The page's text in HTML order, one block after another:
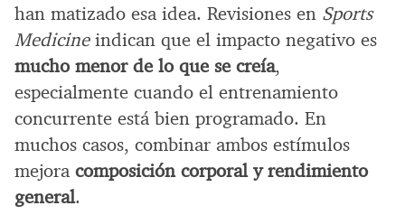
han matizado esa idea. Revisiones en Sports
Medicineindican que el impacto negativo es
mucho menor de lo que se creía,
especialmente cuando el entrenamiento
concurrente está bien programado. En
muchos casos, combinar ambos estímulos
mejora composición corporal y rendimiento
general.